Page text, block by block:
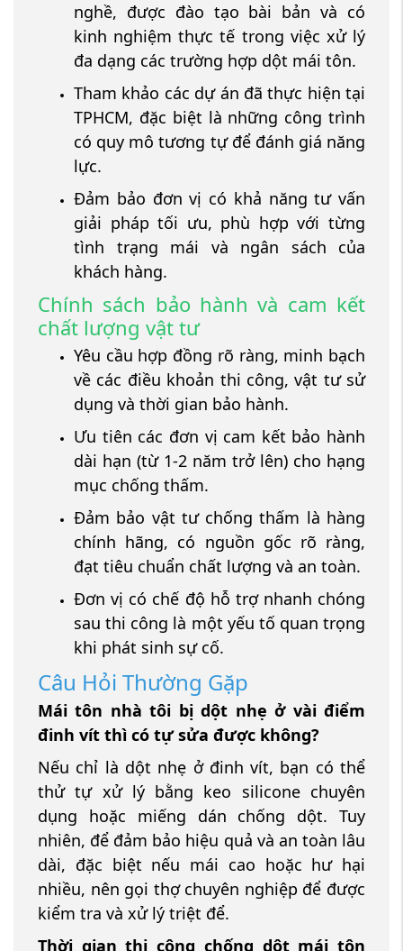
nghề, được đào tạo bài bản và có
kinh nghiệm thực tế trong việc xử lý
đa dạng các trường hợp dột mái tôn.
Tham khảo các dự án đã thực hiện tại
TPHCM, đặc biệt là những công trình
có quy mô tương tự để đánh giá năng
lực.
Đảm bảo đơn vị có khả năng tư vấn
giải pháp tối ưu, phù hợp với từng
tình trạng mái và ngân sách của
khách hàng.
Chính sách bảo hành và cam kết
chất lượng vật tư
Yêu cầu hợp đồng rõ ràng, minh bạch
về các điều khoản thi công, vật tư sử
dụng và thời gian bảo hành.
Ưu tiên các đơn vị cam kết bảo hành
dài hạn (từ 1-2 năm trở lên) cho hạng
mục chống thấm.
Đảm bảo vật tư chống thấm là hàng
chính hãng, có nguồn gốc rõ ràng,
đạt tiêu chuẩn chất lượng và an toàn.
Đơn vị có chế độ hỗ trợ nhanh chóng
sau thi công là một yếu tố quan trọng
khi phát sinh sự cố.
Câu Hỏi Thường Gặp
Mái tôn nhà tôi bị dột nhẹ ở vài điểm
đinh vít thì có tự sửa được không?
Nếu chỉ là dột nhẹ ở đinh vít, bạn có thể
thử tự xử lý bằng keo silicone chuyên
dụng hoặc miếng dán chống dột. Tuy
nhiên, để đảm bảo hiệu quả và an toàn lâu
dài, đặc biệt nếu mái cao hoặc hư hại
nhiều, nên gọi thợ chuyên nghiệp để được
kiểm tra và xử lý triệt để.
Thời gian thi công chống dột mái tôn